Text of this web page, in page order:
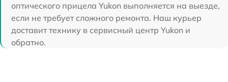
оптического прицела Yukon выполняется на выезде,
если не требует сложного ремонта. Наш курьер
доставит технику в сервисный центр Yukon и
обратно.